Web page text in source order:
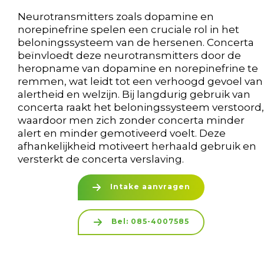
Neurotransmitters zoals dopamine en
norepinefrine spelen een cruciale rol in het
beloningssysteem van de hersenen. Concerta
beïnvloedt deze neurotransmitters door de
heropname van dopamine en norepinefrine te
remmen, wat leidt tot een verhoogd gevoel van
alertheid en welzijn. Bij langdurig gebruik van
concerta raakt het beloningssysteem verstoord,
waardoor men zich zonder concerta minder
alert en minder gemotiveerd voelt. Deze
afhankelijkheid motiveert herhaald gebruik en
versterkt de concerta verslaving.
Intake aanvragen
Bel: 085-4007585